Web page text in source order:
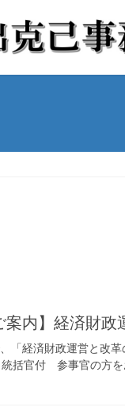
案内】経済財
「経済財政運営と改
括官付 参事官の方を